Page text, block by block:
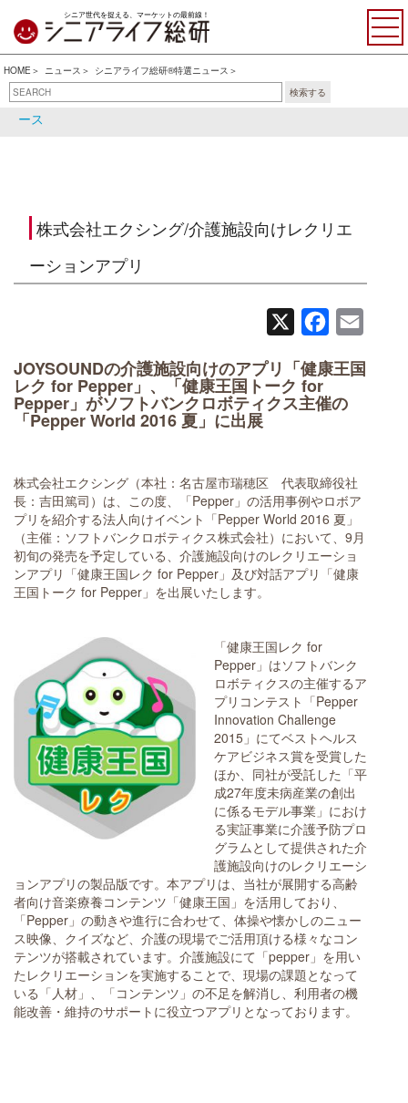
シニア世代を捉える、マーケットの最前線！
HOME ニュース
シニアライフ総研®特選ニュース
検索する
シニアライフ総研®特選ニュ
ース
シニア関連ニュース
株式会社エクシング/介護施設向けレクリエ
ーションアプリ
Facebook
JOYSOUNDの介護施設向けのアプリ「健康王国
レク for Pepper」、「健康王国トーク for
Pepper」がソフトバンクロボティクス主催の
「Pepper World 2016 夏」に出展
株式会社エクシング（本社：名古屋市瑞穂区 代表取締役社
長：吉田篤司）は、この度、「Pepper」の活用事例やロボア
プリを紹介する法人向けイベント「Pepper World 2016 夏」
（主催：ソフトバンクロボティクス株式会社）において、9月
初旬の発売を予定している、介護施設向けのレクリエーショ
ンアプリ「健康王国レク for Pepper」及び対話アプリ「健康
王国トーク for Pepper」を出展いたします。
「健康王国レク for
Pepper」はソフトバンク
ロボティクスの主催するア
プリコンテスト「Pepper
Innovation Challenge
2015」にてベストヘルス
ケアビジネス賞を受賞した
ほか、同社が受託した「平
成27年度未病産業の創出
に係るモデル事業」におけ
る実証事業に介護予防プロ
グラムとして提供された介
護施設向けのレクリエーシ
ョンアプリの製品版です。本アプリは、当社が展開する高齢
者向け音楽療養コンテンツ「健康王国」を活用しており、
「Pepper」の動きや進行に合わせて、体操や懐かしのニュー
ス映像、クイズなど、介護の現場でご活用頂ける様々なコン
テンツが搭載されています。介護施設にて「pepper」を用い
たレクリエーションを実施することで、現場の課題となって
いる「人材」、「コンテンツ」の不足を解消し、利用者の機
能改善・維持のサポートに役立つアプリとなっております。